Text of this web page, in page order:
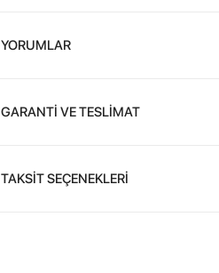
YORUMLAR
GARANTİ VE TESLİMAT
TAKSİT SEÇENEKLERİ